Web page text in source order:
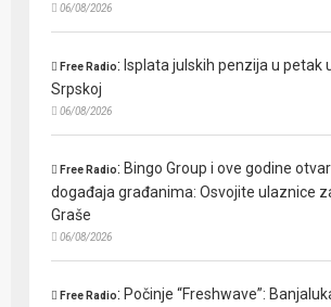
06/08/2026
Free Radio: Isplata julskih penzija u petak
Srpskoj
06/08/2026
Free Radio: Bingo Group i ove godine
događaja građanima: Osvojite ulaznice
Graše
06/08/2026
Free Radio: Počinje “Freshwave”: